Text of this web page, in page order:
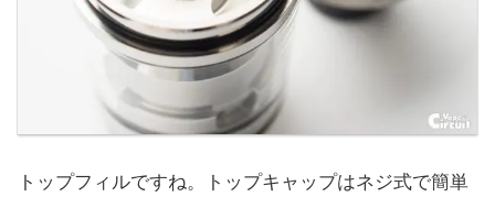
トップフィルですね。トップキャップはネジ式で簡単